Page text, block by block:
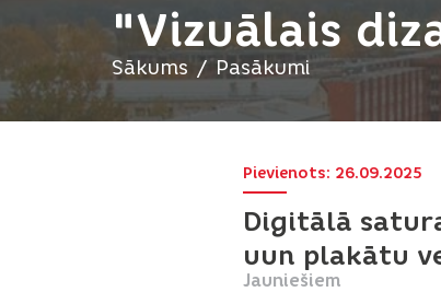
"Vizuālais
Sākums Pasākumi
Digitālā
uun plakātu
Pievienots: 26.09.2025
Jauniešiem